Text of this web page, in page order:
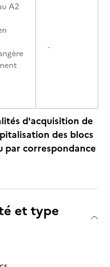
A2
-
d'acquisition de
des blocs
par correspondance
et type